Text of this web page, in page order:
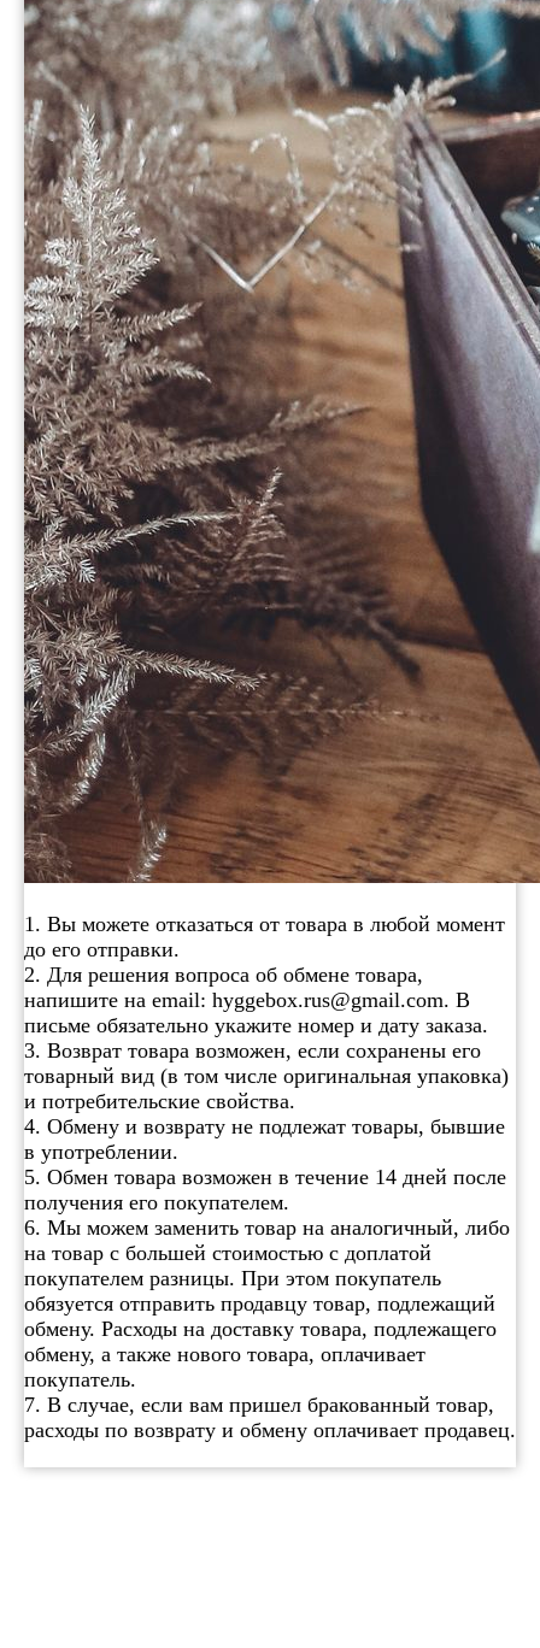
1. Вы можете отказаться от товара в любой момент
до его отправки.
2. Для решения вопроса об обмене товара,
напишите на email: hyggebox.rus@gmail.com. В
письме обязательно укажите номер и дату заказа.
3. Возврат товара возможен, если сохранены его
товарный вид (в том числе оригинальная упаковка)
и потребительские свойства.
4. Обмену и возврату не подлежат товары, бывшие
в употреблении.
5. Обмен товара возможен в течение 14 дней после
получения его покупателем.
6. Мы можем заменить товар на аналогичный, либо
на товар с большей стоимостью с доплатой
покупателем разницы. При этом покупатель
обязуется отправить продавцу товар, подлежащий
обмену. Расходы на доставку товара, подлежащего
обмену, а также нового товара, оплачивает
покупатель.
7. В случае, если вам пришел бракованный товар,
расходы по возврату и обмену оплачивает продавец.